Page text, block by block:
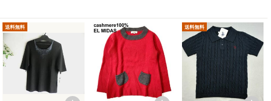
送料無料 送料無料